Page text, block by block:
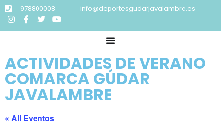
978800008 info@deportesgudarjavalambre.es
ACTIVIDADES DE VERANO
COMARCA GÚDAR
JAVALAMBRE
« All Eventos